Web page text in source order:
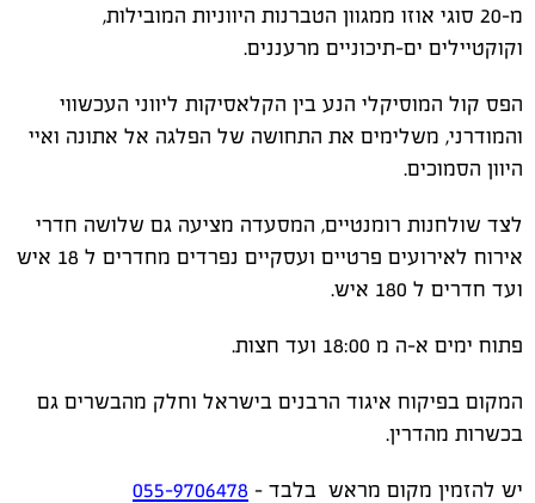
מ-20 סוגי אוזו ממגוון הטברנות היווניות המובילות,
וקוקטיילים ים-תיכוניים מרעננים.
הפס קול המוסיקלי הנע בין הקלאסיקות ליווני העכשווי
והמודרני, משלימים את התחושה של הפלגה אל אתונה ואיי
היוון הסמוכים.
לצד שולחנות רומנטיים, המסעדה מציעה גם שלושה חדרי
אירוח לאירועים פרטיים ועסקיים נפרדים מחדרים ל 18 איש
ועד חדרים ל 180 איש.
פתוח ימים א-ה מ 18:00 ועד חצות.
המקום בפיקוח איגוד הרבנים בישראל וחלק מהבשרים גם
בכשרות מהדרין.
יש להזמין מקום מראש בלבד - 055-9706478